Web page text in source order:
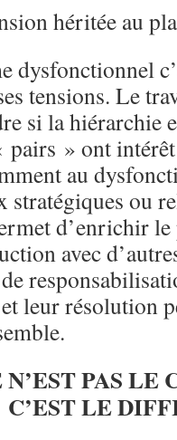
héritée au
dysfonctionnel
tensions. Le
si la hiérarchie
pairs » ont
au
stratégiques ou
d’enrichir le
avec
leur résolution
N’EST PAS
C’EST LE